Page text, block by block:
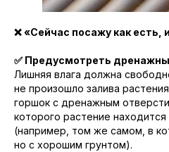
❌ «Сейчас посажу как есть,
✅ Предусмотреть
Лишняя влага должна
не произошло залива
горшок с дренажным
которого растение
(например, том же самом, в
но с хорошим грунтом).